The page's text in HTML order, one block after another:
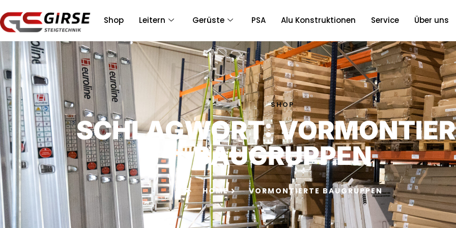
Shop Leitern Gerüste PSA Alu Konstruktionen Service Über uns
SHOP
SCHLAGWORT:
BAUGRUPPEN
HOME VORMONTIERTE BAUGRUPPEN